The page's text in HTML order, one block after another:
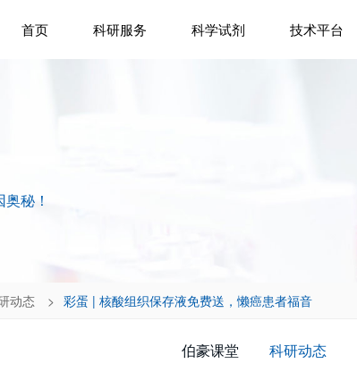
首页 科研服务 科学试剂 技术平台
秘！
动态 彩蛋 | 核酸组织保存液免费送，懒癌患者福音
伯豪课堂 科研动态